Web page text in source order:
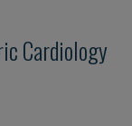
Cardiology